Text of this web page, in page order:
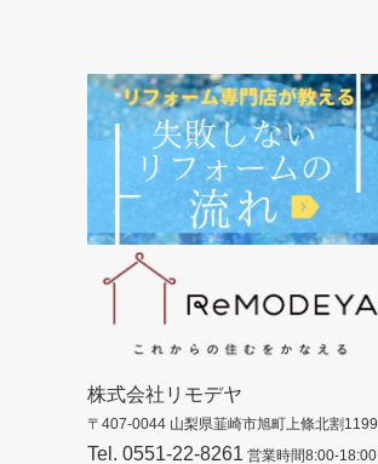
株式会社リモデヤ
〒407-0044 山梨県韮崎市旭町上條北割1199
Tel. 0551-22-8261 営業時間8:00-18:00